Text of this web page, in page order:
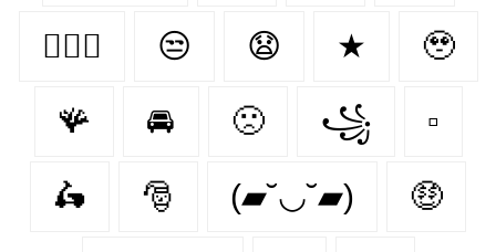
👩‍❤️‍👨 😒 😧 ★ 🥹
🪸 🚘 🙁 ꧁ ▫
🛵 🎅 (▰˘◡˘▰) 🤑